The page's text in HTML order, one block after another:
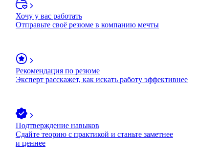
Хочу у вас работать
Отправьте своё резюме в компанию мечты
Рекомендация по резюме
Эксперт расскажет, как искать работу эффективнее
Подтверждение навыков
Сдайте теорию с практикой и станьте заметнее
и ценнее